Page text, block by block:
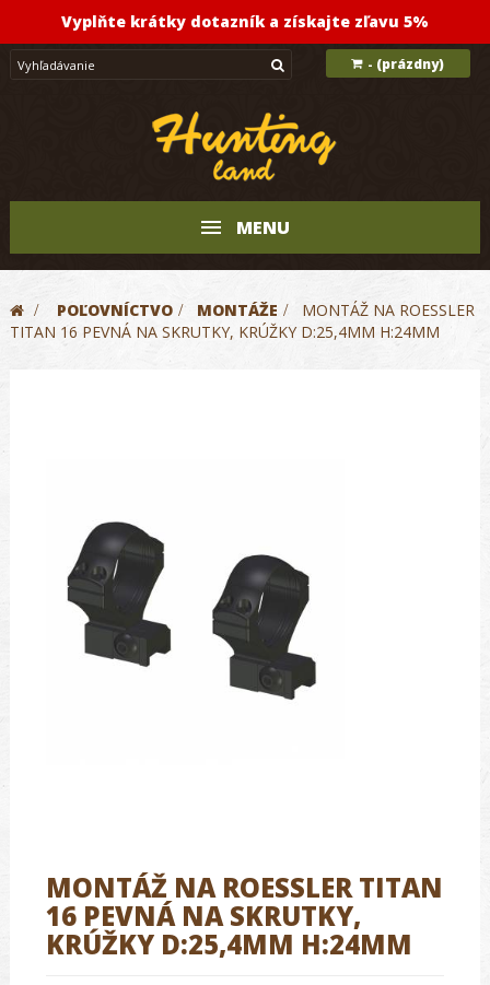
Vyplňte krátky dotazník a získajte zľavu 5%
- (prázdny)
MENU
> POĽOVNÍCTVO > MONTÁŽE >
MONTÁŽ NA ROESSLER
TITAN 16 PEVNÁ NA SKRUTKY, KRÚŽKY D:25,4MM H:24MM
MONTÁŽ NA ROESSLER TITAN
16 PEVNÁ NA SKRUTKY,
KRÚŽKY D:25,4MM H:24MM